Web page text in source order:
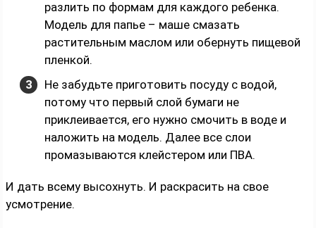
разлить по формам для каждого ребенка.
Модель для папье – маше смазать
растительным маслом или обернуть пищевой
пленкой.
Не забудьте приготовить посуду с водой,
потому что первый слой бумаги не
приклеивается, его нужно смочить в воде и
наложить на модель. Далее все слои
промазываются клейстером или ПВА.
И дать всему высохнуть. И раскрасить на свое
усмотрение.